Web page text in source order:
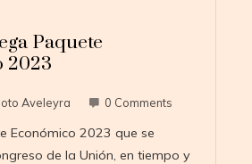
Paquete
2023
Aveleyra 0 Comments
Económico 2023 que se
de la Unión, en tiempo y